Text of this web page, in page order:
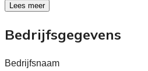
Lees meer
Bedrijfsgegevens
Bedrijfsnaam